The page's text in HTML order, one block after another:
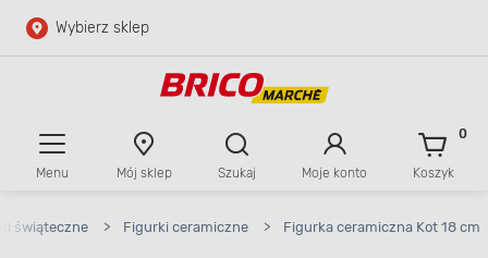
Przejdź do głównej zawartości
Wybierz sklep
Menu Mój sklep Szukaj Moje konto Koszyk
0
świąteczne > Figurki ceramiczne > Figurka ceramiczna Kot 18 cm